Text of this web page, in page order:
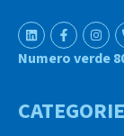
Numero verde
CATEGORIE